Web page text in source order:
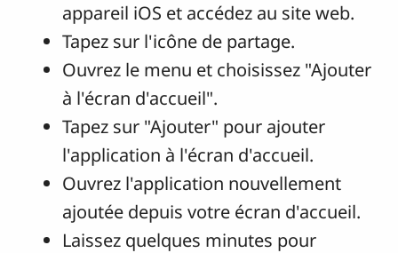
appareil iOS et accédez au site web.
Tapez sur l'icône de partage.
Ouvrez le menu et choisissez "Ajouter
à l'écran d'accueil".
Tapez sur "Ajouter" pour ajouter
l'application à l'écran d'accueil.
Ouvrez l'application nouvellement
ajoutée depuis votre écran d'accueil.
Laissez quelques minutes pour